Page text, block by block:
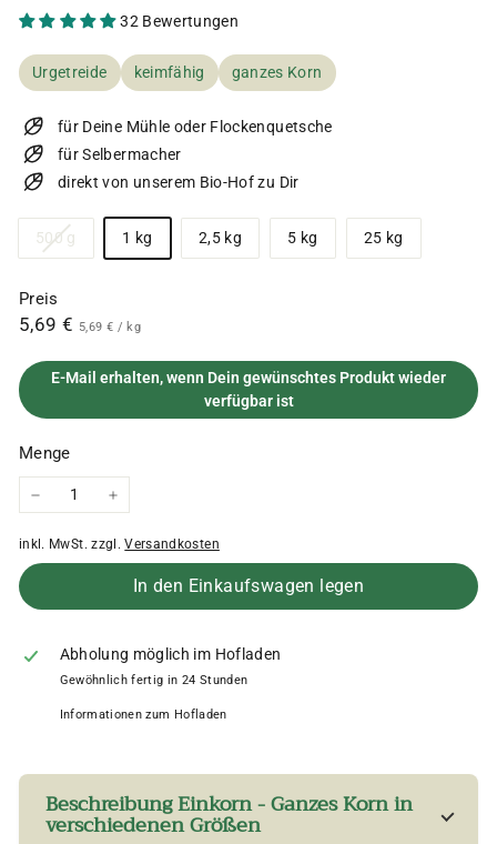
32 Bewertungen
Urgetreide keimfähig ganzes Korn
für Deine Mühle oder Flockenquetsche
für Selbermacher
direkt von unserem Bio-Hof zu Dir
Größe
500 g Variante
ausverkauft
verfügbar
1 kg 2,5 kg 5 kg 25 kg
Preis
Normaler
5,69 € 5,69
5,69 € 5,69
/ kg
E-Mail erhalten, wenn Dein gewünschtes Produkt wieder
verfügbar ist
Menge
inkl. MwSt. zzgl.Versandkosten
In den Einkaufswagen legen
Abholung möglich im Hofladen
Gewöhnlich fertig in 24 Stunden
Informationen zum Hofladen
Beschreibung Einkorn - Ganzes Korn in
verschiedenen Größen